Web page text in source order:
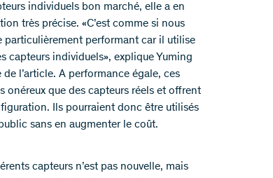
individuels bon marché, elle a en
très précise. «C’est comme si nous
particulièrement performant car il utilise
capteurs individuels», explique Yuming
l’article. A performance égale, ces
onéreux que des capteurs réels et offrent
Ils pourraient donc être utilisés
sans en augmenter le coût.
capteurs n’est pas nouvelle, mais